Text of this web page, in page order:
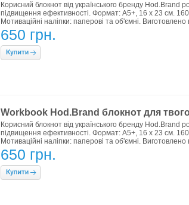
Корисний блокнот від українського бренду
підвищення ефективності. Формат: А5+, 16 х 23 см.
Мотиваційні наліпки: паперові та об'ємні. Виготовлено
650 грн.
Workbook Hod.Brand блокнот для
Корисний блокнот від українського бренду
підвищення ефективності. Формат: А5+, 16 х 23 см.
Мотиваційні наліпки: паперові та об'ємні. Виготовлено
650 грн.